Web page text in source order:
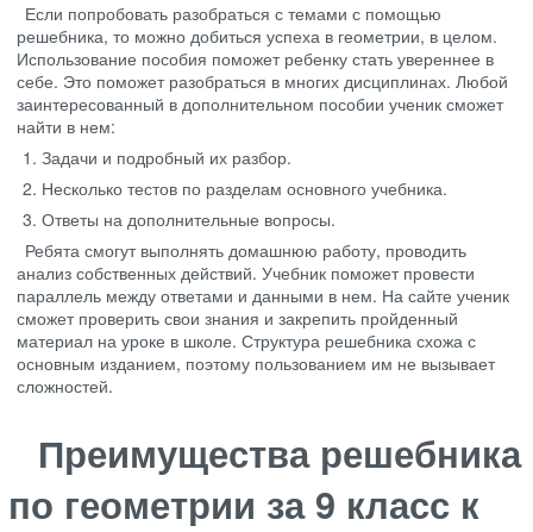
Если попробовать разобраться с темами с помощью
решебника, то можно добиться успеха в геометрии, в целом.
Использование пособия поможет ребенку стать увереннее в
себе. Это поможет разобраться в многих дисциплинах. Любой
заинтересованный в дополнительном пособии ученик сможет
найти в нем:
Задачи и подробный их разбор.
Несколько тестов по разделам основного учебника.
Ответы на дополнительные вопросы.
Ребята смогут выполнять домашнюю работу, проводить
анализ собственных действий. Учебник поможет провести
параллель между ответами и данными в нем. На сайте ученик
сможет проверить свои знания и закрепить пройденный
материал на уроке в школе. Структура решебника схожа с
основным изданием, поэтому пользованием им не вызывает
сложностей.
Преимущества решебника
по геометрии за 9 класс к